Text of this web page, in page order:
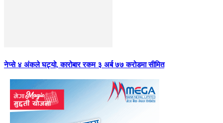
नेप्से ४ अंकले घट्यो, कारोबार रकम ३ अर्ब ७७ करोडमा सीमित